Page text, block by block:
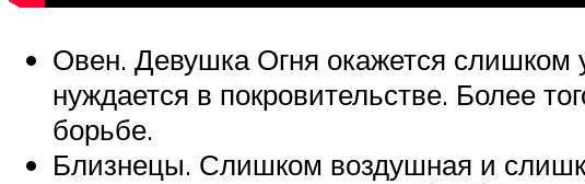
Овен. Девушка Огня окажется слишком
нуждается в покровительстве. Более
борьбе.
Близнецы. Слишком воздушная и